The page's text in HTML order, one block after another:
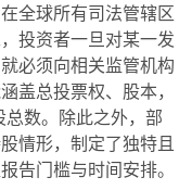
全球所有司法管辖区
投资者一旦对某一发
必须向相关监管机构
盖总投票权、股本，
数。除此之外，部
情形，制定了独特且
告门槛与时间安排。